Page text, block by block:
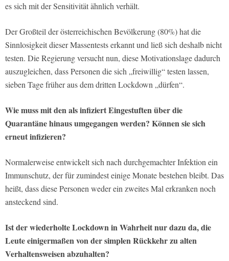
es sich mit der Sensitivität ähnlich verhält.
Der Großteil der österreichischen Bevölkerung (80%) hat die
Sinnlosigkeit dieser Massentests erkannt und ließ sich deshalb nicht
testen. Die Regierung versucht nun, diese Motivationslage dadurch
auszugleichen, dass Personen die sich „freiwillig“ testen lassen,
sieben Tage früher aus dem dritten Lockdown „dürfen“.
Wie muss mit den als infiziert Eingestuften über die
Quarantäne hinaus umgegangen werden? Können sie sich
erneut infizieren?
Normalerweise entwickelt sich nach durchgemachter Infektion ein
Immunschutz, der für zumindest einige Monate bestehen bleibt. Das
heißt, dass diese Personen weder ein zweites Mal erkranken noch
ansteckend sind.
Ist der wiederholte Lockdown in Wahrheit nur dazu da, die
Leute einigermaßen von der simplen Rückkehr zu alten
Verhaltensweisen abzuhalten?